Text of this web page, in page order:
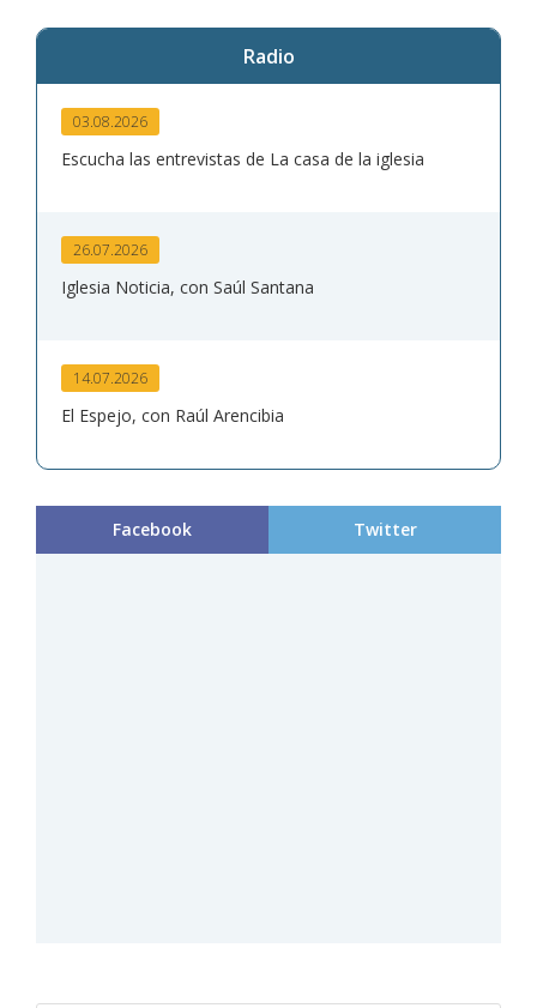
Radio
03.08.2026
Escucha las entrevistas de La casa de la iglesia
26.07.2026
Iglesia Noticia, con Saúl Santana
14.07.2026
El Espejo, con Raúl Arencibia
Facebook Twitter